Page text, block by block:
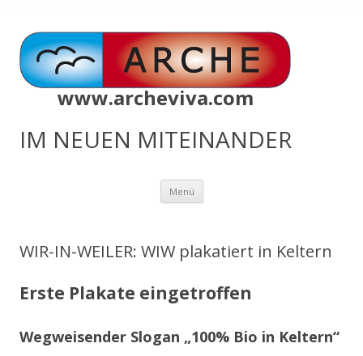
www.archeviva.com
IM NEUEN MITEINANDER
Menü Zum
springen
WIR-IN-WEILER: WIW plakatiert in Keltern
Erste Plakate eingetroffen
Wegweisender Slogan „100% Bio in Keltern“